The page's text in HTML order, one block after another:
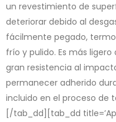
un revestimiento de
deteriorar debido al
fácilmente pegado,
frío y pulido. Es más
gran resistencia al
permanecer adherido
incluido en el proceso de
[/tab_dd][tab_dd